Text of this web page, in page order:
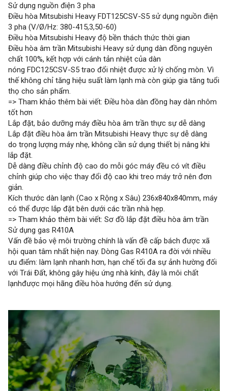
Sử dụng nguồn điện 3 pha
Điều hòa Mitsubishi Heavy FDT125CSV-S5 sử dụng nguồn điện
3 pha (V/Ø/Hz: 380-415,3,50-60)
Điều hòa Mitsubishi Heavy độ bền thách thức thời gian
Điều hòa âm trần Mitsubishi Heavy sử dụng dàn đồng nguyên
chất 100%, kết hợp với cánh tản nhiệt của dàn
nóng FDC125CSV-S5 trao đổi nhiệt được xử lý chống mòn. Vì
thế không chỉ tăng hiệu suất làm lạnh mà còn giúp gia tăng tuổi
thọ cho sản phẩm.
=> Tham khảo thêm bài viết: Điều hòa dàn đồng hay dàn nhôm
tốt hơn
Lắp đặt, bảo dưỡng máy điều hòa âm trần thực sự dễ dàng
Lắp đặt điều hòa âm trần Mitsubishi Heavy thực sự dễ dàng
do trọng lượng máy nhẹ, không cần sử dụng thiết bị nâng khi
lắp đặt.
Dễ dàng điều chỉnh độ cao do mỗi góc máy đều có vít điều
chỉnh giúp cho việc thay đổi độ cao khi treo máy trở nên đơn
giản.
Kích thước dàn lạnh (Cao x Rộng x Sâu) 236x840x840mm, máy
có thể được lắp đặt bên dưới các trần nhà hẹp.
=> Tham khảo thêm bài viết: Sơ đồ lắp đặt điều hòa âm trần
Sử dụng gas R410A
Vấn đề bảo vệ môi trường chính là vấn đề cấp bách được xã
hội quan tâm nhất hiện nay. Dòng Gas R410A ra đời với nhiều
ưu điểm: làm lạnh nhanh hơn, hạn chế tối đa sự ảnh hường đối
với Trái Đất, không gây hiệu ứng nhà kính, đây là môi chất
lạnhđược mọi hãng điều hòa hướng đến sử dụng.